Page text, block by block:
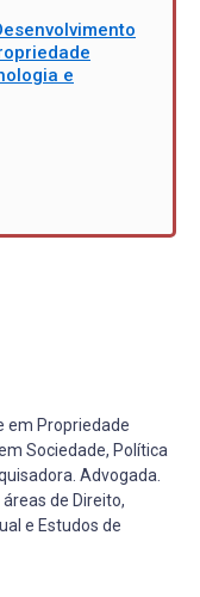
e
em Propriedade
Sociedade, Política
Advogada.
de Direito,
e Estudos de